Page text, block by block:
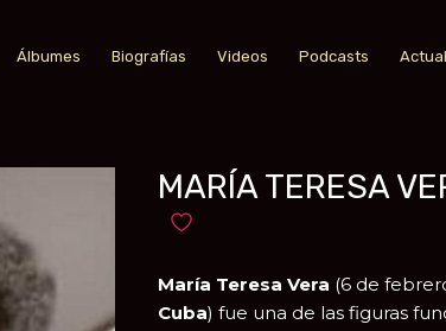
Álbumes Biografías Videos Podcasts
MARÍA TERESA
Añadir a favoritos
María Teresa Vera (6 de
Cuba) fue una de las figuras